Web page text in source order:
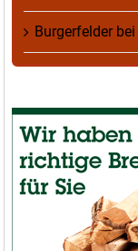
Burgerfelderbei